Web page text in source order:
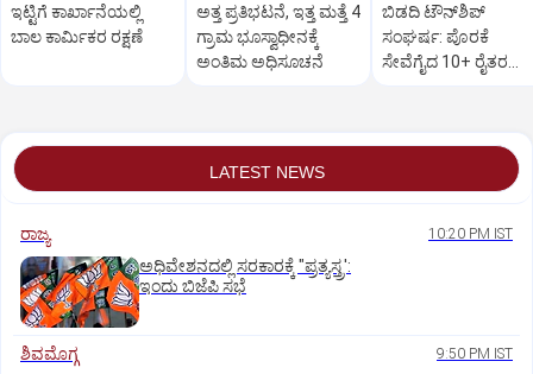
ಇಟ್ಟಿಗೆ ಕಾರ್ಖಾನೆಯಲ್ಲಿ
ಬಾಲ ಕಾರ್ಮಿಕರ ರಕ್ಷಣೆ
ಅತ್ತ ಪ್ರತಿಭಟನೆ, ಇತ್ತ ಮತ್ತೆ 4
ಗ್ರಾಮ ಭೂಸ್ವಾಧೀನಕ್ಕೆ
ಅಂತಿಮ ಅಧಿಸೂಚನೆ
ಬಿಡದಿ ಟೌನ್‌ಶಿಪ್‌
ಸಂಘರ್ಷ: ಪೊರಕೆ
ಸೇವೆಗೈದ 10+ ರೈತರ
LATEST NEWS
ರಾಜ್ಯ 10:20 PM IST
ಅಧಿವೇಶನದಲ್ಲಿ ಸರಕಾರಕ್ಕೆ "ಪ್ರತ್ಯಸ್ತ್ರ':
ಇಂದು ಬಿಜೆಪಿ ಸಭೆ
ಶಿವಮೊಗ್ಗ 9:50 PM IST